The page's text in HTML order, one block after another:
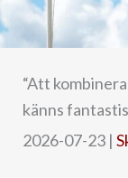
“Att
känns
2026-07-23 |